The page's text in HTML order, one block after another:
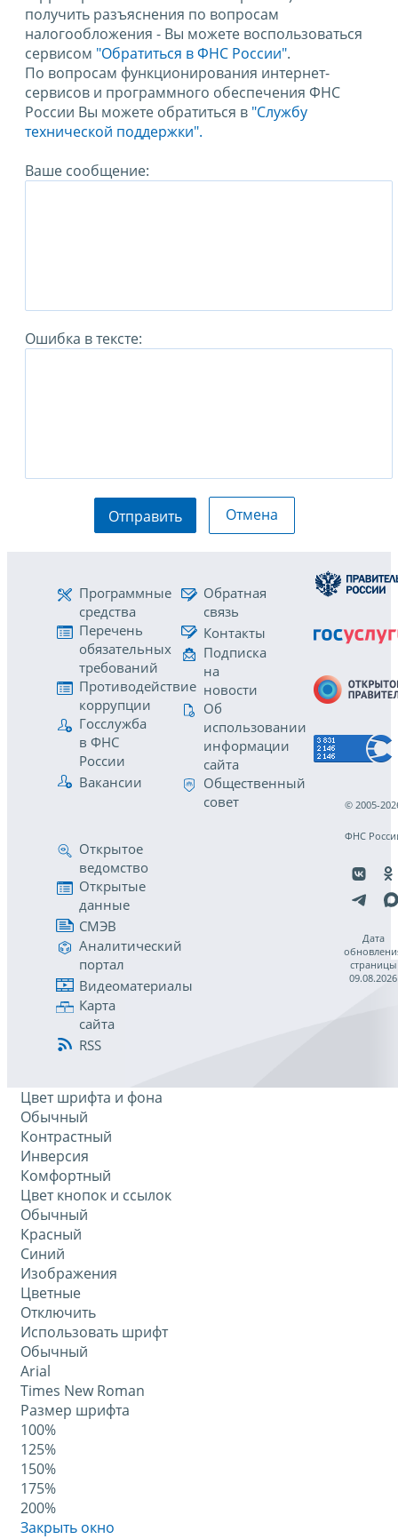
получить разъяснения по вопросам
налогообложения - Вы можете воспользоваться
сервисом "Обратиться в ФНС России".
По вопросам функционирования интернет-
сервисов и программного обеспечения ФНС
России Вы можете обратиться в "Службу
технической поддержки".
Ваше сообщение:
Ошибка в тексте:
Отправить Отмена
Программные
средства
Перечень
обязательных
требований
Противодействие
коррупции
Госслужба
в ФНС
России
Вакансии
Обратная
связь
Контакты
Подписка
на
новости
Об
использовании
информации
сайта
Общественный
совет
Открытое
ведомство
Открытые
данные
СМЭВ
Аналитический
портал
Видеоматериалы
Карта
сайта
RSS
© 2005-
ФНС
Дата
страницы
09.08.2026
Цвет шрифта и фона
Обычный
Контрастный
Инверсия
Комфортный
Цвет кнопок и ссылок
Обычный
Красный
Синий
Изображения
Цветные
Отключить
Использовать шрифт
Обычный
Arial
Times New Roman
Размер шрифта
100%
125%
150%
175%
200%
Закрыть окно